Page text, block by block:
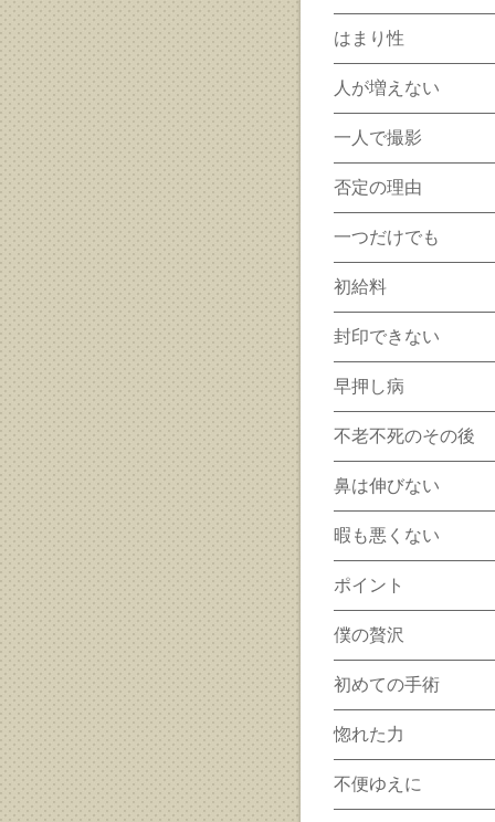
はまり性
人が増えない
一人で撮影
否定の理由
一つだけでも
初給料
封印できない
早押し病
不老不死のその後
鼻は伸びない
暇も悪くない
ポイント
僕の贅沢
初めての手術
惚れた力
不便ゆえに